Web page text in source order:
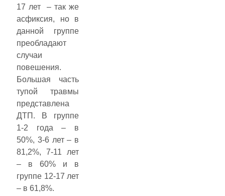
17 лет – так же
асфиксия, но в
данной группе
преобладают
случаи
повешения.
Большая часть
тупой травмы
представлена
ДТП. В группе
1-2 года – в
50%, 3-6 лет – в
81,2%, 7-11 лет
– в 60% и в
группе 12-17 лет
– в 61,8%.